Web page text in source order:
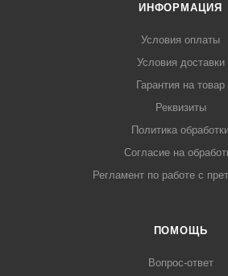
ИНФОРМАЦИЯ
Условия оплаты
Условия доставки
Гарантия на товар
Реквизиты
Политика
Согласие на
Регламент по работе с
ПОМОЩЬ
Вопрос-ответ